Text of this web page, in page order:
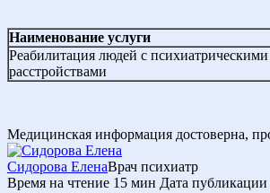
Наименование услуги
Реабилитация людей с психиатрическими
расстройствами
Медицинская информация достоверна,
Сидорова ЕленаВрач психиатр
Время на чтение 15 мин Дата публикации